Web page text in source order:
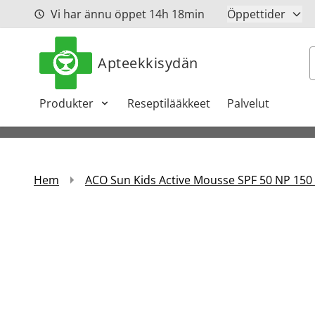
Hoppa till innehållVi har ännu öppet 14h 18min Öppettider
Apteekkisydän
Produkter Reseptilääkkeet Palvelut
Hem ACO Sun Kids Active Mousse SPF 50 NP